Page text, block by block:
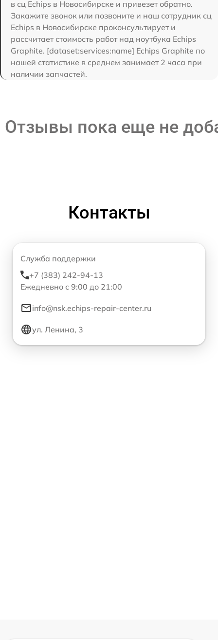
в сц Echips в Новосибирске и привезет обратно.
Закажите звонок или позвоните и наш сотрудник сц
Echips в Новосибирске проконсультирует и
рассчитает стоимость работ над ноутбука Echips
Graphite. [dataset:services:name] Echips Graphite по
нашей статистике в среднем занимает 2 часа при
наличии запчастей.
Отзывы пока еще не
Контакты
Служба поддержки
+7 (383) 242-94-13
Ежедневно с 9:00 до 21:00
info@nsk.echips-repair-center.ru
ул. Ленина, 3